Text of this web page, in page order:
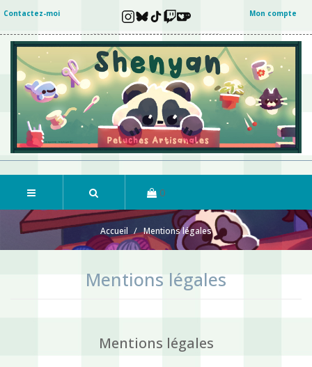
Contactez-moi Mon compte
0
Accueil Mentions légales
Mentions légales
Mentions légales